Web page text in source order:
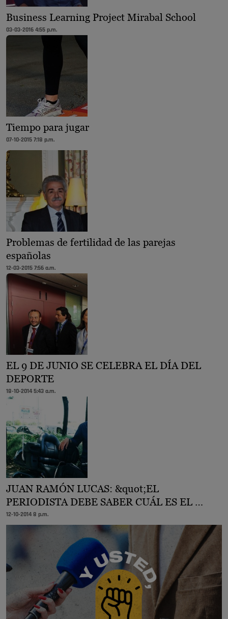
Business Learning Project Mirabal School
03-03-2016 4:55 p.m.
Tiempo para jugar
07-10-2015 7:18 p.m.
Problemas de fertilidad de las parejas
españolas
12-03-2015 7:56 a.m.
EL 9 DE JUNIO SE CELEBRA EL DÍA DEL
DEPORTE
18-10-2014 5:43 a.m.
JUAN RAMÓN LUCAS: &quot;EL
PERIODISTA DEBE SABER CUÁL ES EL …
12-10-2014 8 p.m.